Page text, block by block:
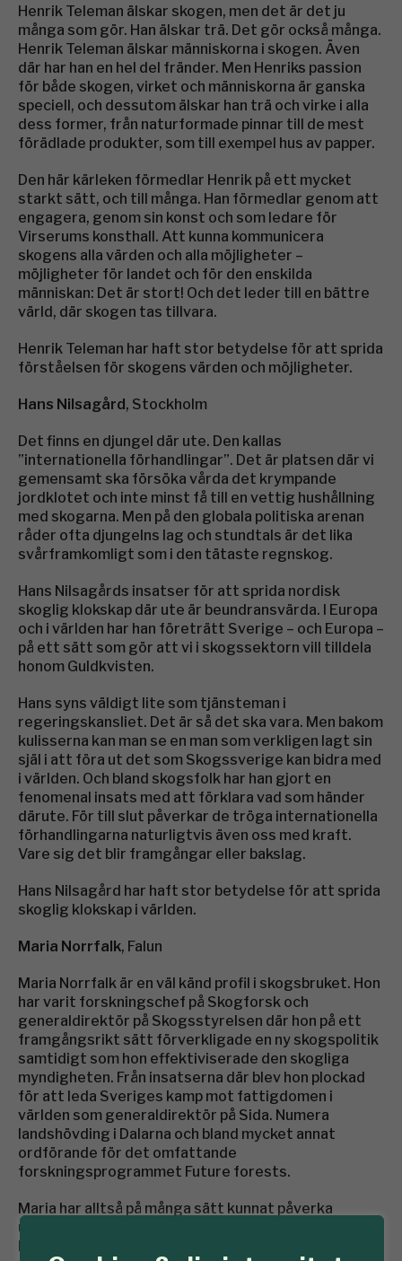
Henrik Teleman älskar skogen, men det är det ju
många som gör. Han älskar trä. Det gör också många.
Henrik Teleman älskar människorna i skogen. Även
där har han en hel del fränder. Men Henriks passion
för både skogen, virket och människorna är ganska
speciell, och dessutom älskar han trä och virke i alla
dess former, från naturformade pinnar till de mest
förädlade produkter, som till exempel hus av papper.
Den här kärleken förmedlar Henrik på ett mycket
starkt sätt, och till många. Han förmedlar genom att
engagera, genom sin konst och som ledare för
Virserums konsthall. Att kunna kommunicera
skogens alla värden och alla möjligheter –
möjligheter för landet och för den enskilda
människan: Det är stort! Och det leder till en bättre
värld, där skogen tas tillvara.
Henrik Teleman har haft stor betydelse för att sprida
förståelsen för skogens värden och möjligheter.
Hans Nilsagård, Stockholm
Det finns en djungel där ute. Den kallas
”internationella förhandlingar”. Det är platsen där vi
gemensamt ska försöka vårda det krympande
jordklotet och inte minst få till en vettig hushållning
med skogarna. Men på den globala politiska arenan
råder ofta djungelns lag och stundtals är det lika
svårframkomligt som i den tätaste regnskog.
Hans Nilsagårds insatser för att sprida nordisk
skoglig klokskap där ute är beundransvärda. I Europa
och i världen har han företrätt Sverige – och Europa –
på ett sätt som gör att vi i skogssektorn vill tilldela
honom Guldkvisten.
Hans syns väldigt lite som tjänsteman i
regeringskansliet. Det är så det ska vara. Men bakom
kulisserna kan man se en man som verkligen lagt sin
själ i att föra ut det som Skogssverige kan bidra med
i världen. Och bland skogsfolk har han gjort en
fenomenal insats med att förklara vad som händer
därute. För till slut påverkar de tröga internationella
förhandlingarna naturligtvis även oss med kraft.
Vare sig det blir framgångar eller bakslag.
Hans Nilsagård har haft stor betydelse för att sprida
skoglig klokskap i världen.
Maria Norrfalk, Falun
Maria Norrfalk är en väl känd profil i skogsbruket. Hon
har varit forskningschef på Skogforsk och
generaldirektör på Skogsstyrelsen där hon på ett
framgångsrikt sätt förverkligade en ny skogspolitik
samtidigt som hon effektiviserade den skogliga
myndigheten. Från insatserna där blev hon plockad
för att leda Sveriges kamp mot fattigdomen i
världen som generaldirektör på Sida. Numera
landshövding i Dalarna och bland mycket annat
ordförande för det omfattande
forskningsprogrammet Future forests.
Maria har alltså på många sätt kunnat påverka
utvecklingen i skogen – och hon har fångat tillfällena!
Hon har gjort värdefulla insatser från uppdrag inne i